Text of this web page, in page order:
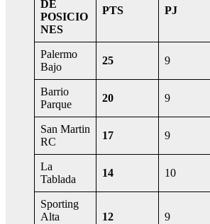
DE
POSICIO
NES
PTS PJ
Palermo
Bajo
25 9
Barrio
Parque
20 9
San Martin
RC
17 9
La
Tablada
14 10
Sporting
Alta
12 9